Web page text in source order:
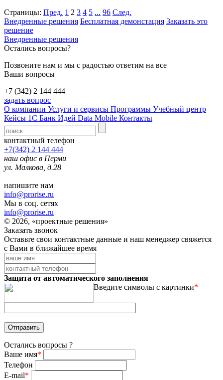
Страницы: Пред. 1 2 3 4 5 ... 96 След.
Внедренные решения Бесплатная демонстация Заказать это
решение
Внедренные решения
Остались вопросы?
Позвоните нам и мы с радостью ответим на все
Ваши вопросы
+7 (342) 2 144 444
задать вопрос
О компании Услуги и сервисы Программы Учебный центр
Кейсы 1С Банк Идей Data Mobile Контакты
контактный телефон
+7(342) 2 144 444
наш офис в Перми
ул. Малкова, д.28
напишите нам
info@prorise.ru
Мы в соц. сетях
info@prorise.ru
© 2026, «проектные решения»
Заказать звонок
Оставьте свои контактные данные и наш менеджер свяжется
с Вами в ближайшее время
Защита от автоматического заполнения
Введите символы с картинки*
Остались вопросы ?
Ваше имя*
Телефон
E-mail*